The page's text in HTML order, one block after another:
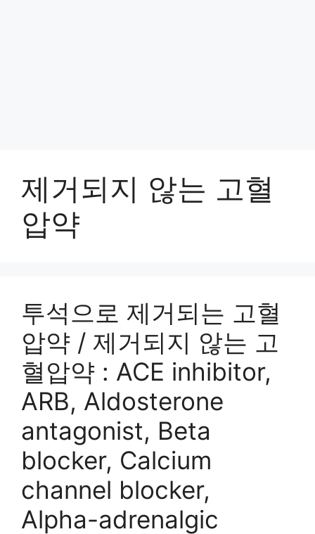
제거되지 않는 고혈
압약
투석으로 제거되는 고혈
압약 / 제거되지 않는 고
혈압약 : ACE inhibitor,
ARB, Aldosterone
antagonist, Beta
blocker, Calcium
channel blocker,
Alpha-adrenalgic